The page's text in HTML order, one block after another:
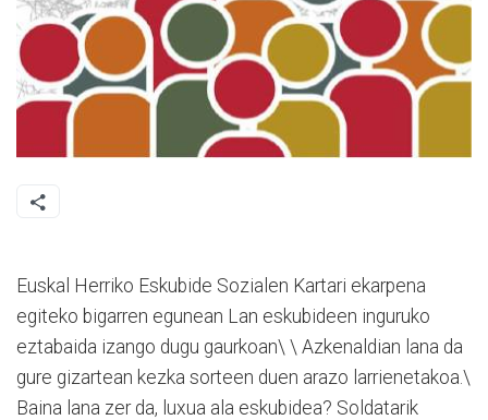
Euskal Herriko Eskubide Sozialen Kartari ekarpena
egiteko bigarren egunean Lan eskubideen inguruko
eztabaida izango dugu gaurkoan\ \ Azkenaldian lana da
gure gizartean kezka sorteen duen arazo larrienetakoa.\
Baina lana zer da, luxua ala eskubidea? Soldatarik